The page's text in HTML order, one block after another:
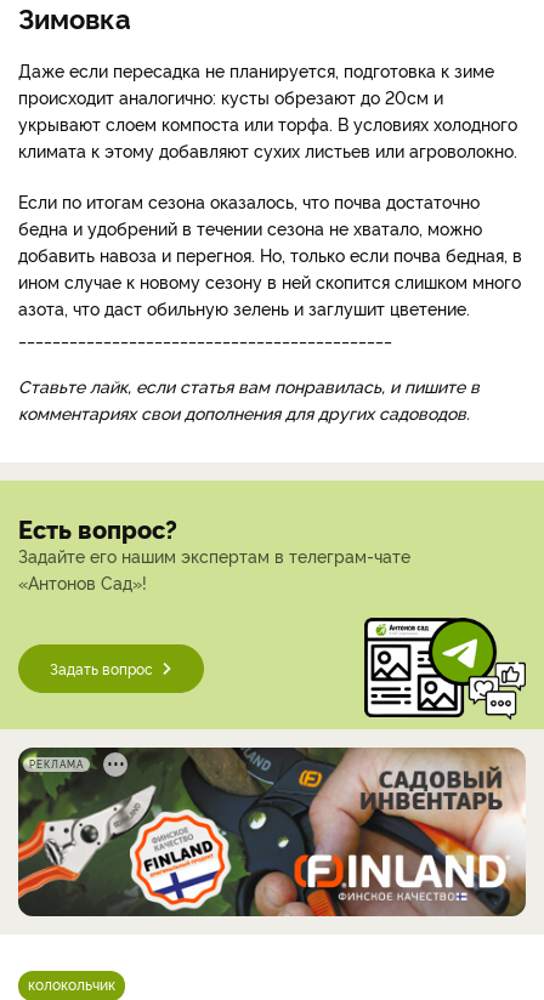
Зимовка
Даже если пересадка не планируется, подготовка к зиме
происходит аналогично: кусты обрезают до 20см и
укрывают слоем компоста или торфа. В условиях холодного
климата к этому добавляют сухих листьев или агроволокно.
Если по итогам сезона оказалось, что почва достаточно
бедна и удобрений в течении сезона не хватало, можно
добавить навоза и перегноя. Но, только если почва бедная, в
ином случае к новому сезону в ней скопится слишком много
азота, что даст обильную зелень и заглушит цветение.
Ставьте лайк, если статья вам понравилась, и пишите в
комментариях свои дополнения для других садоводов.
Есть вопрос?
Задайте его нашим экспертам в телеграм-чате
«Антонов Сад»!
Задать вопрос
РЕКЛАМА
колокольчик